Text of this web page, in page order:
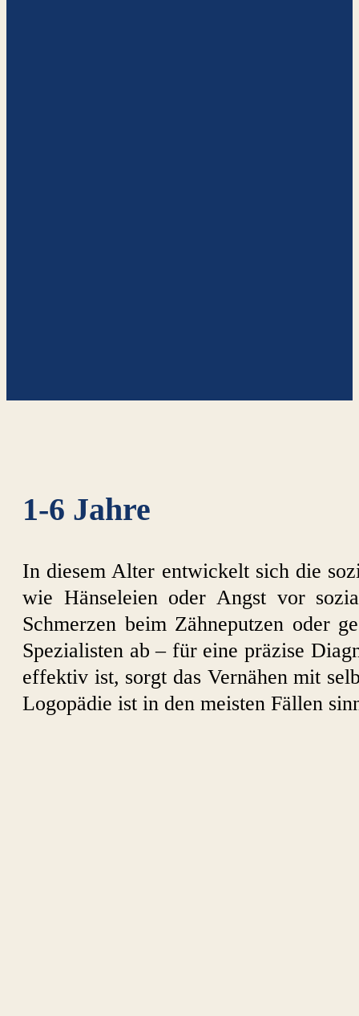
1-6 Jahre
In diesem Alter entwickelt sich die
wie Hänseleien oder Angst vor
Schmerzen beim Zähneputzen oder
Spezialisten ab – für eine präzise
effektiv ist, sorgt das Vernähen mit
Logopädie ist in den meisten Fällen